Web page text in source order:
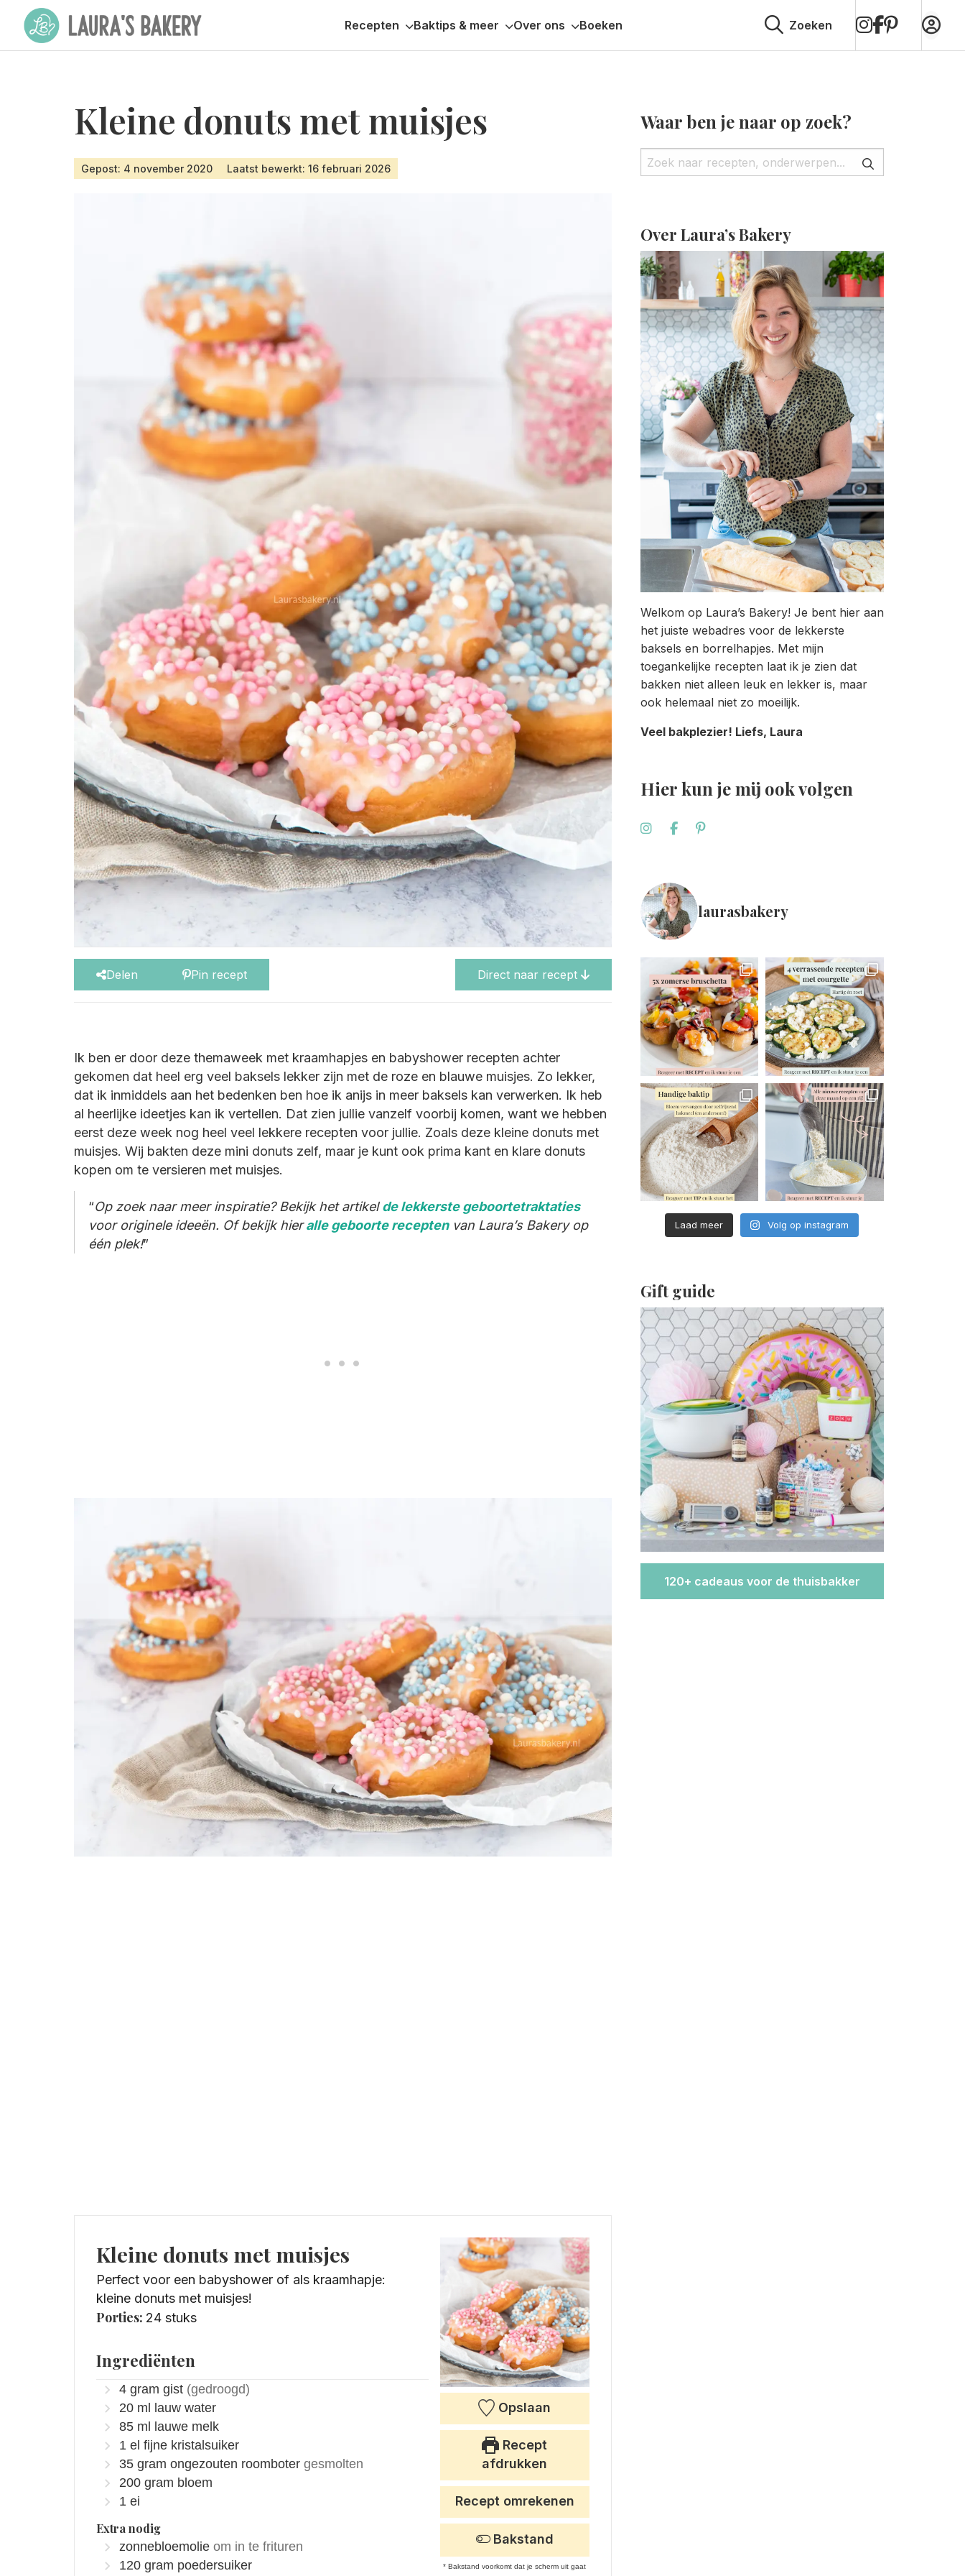
Recepten Baktips & meer Over ons Boeken Zoeken
op
Instagram
op
Facebook
op
Pinterest
Kleine donuts met muisjes
Gepost: 4 november 2020 Laatst bewerkt: 16 februari 2026
Delen Pin recept Direct naar recept
Ik ben er door deze themaweek met kraamhapjes en babyshower recepten achter
gekomen dat heel erg veel baksels lekker zijn met de roze en blauwe muisjes. Zo lekker,
dat ik inmiddels aan het bedenken ben hoe ik anijs in meer baksels kan verwerken. Ik heb
al heerlijke ideetjes kan ik vertellen. Dat zien jullie vanzelf voorbij komen, want we hebben
eerst deze week nog heel veel lekkere recepten voor jullie. Zoals deze kleine donuts met
muisjes. Wij bakten deze mini donuts zelf, maar je kunt ook prima kant en klare donuts
kopen om te versieren met muisjes.
Op zoek naar meer inspiratie? Bekijk het artikelde lekkerste geboortetraktaties
voor originele ideeën. Of bekijk hieralle geboorte receptenvan Laura’s Bakery op
één plek!
Opslaan
Recept
afdrukken
Recept omrekenen
Bakstand
* Bakstand voorkomt dat je scherm uit gaat
Kleine donuts met muisjes
Perfect voor een babyshower of als kraamhapje:
kleine donuts met muisjes!
Porties: 24 stuks
Ingrediënten
4 gram gist (gedroogd)
20 ml lauw water
85 ml lauwe melk
1 el fijne kristalsuiker
35 gram ongezouten roomboter gesmolten
200 gram bloem
1 ei
Extra nodig
zonnebloemolie om in te frituren
120 gram poedersuiker
Waar ben je naar op zoek?
Over Laura’s Bakery
Welkom op Laura’s Bakery! Je bent hier aan
het juiste webadres voor de lekkerste
baksels en borrelhapjes. Met mijn
toegankelijke recepten laat ik je zien dat
bakken niet alleen leuk en lekker is, maar
ook helemaal niet zo moeilijk.
Veel bakplezier! Liefs, Laura
Hier kun je mij ook volgen
laurasbakery
Laad meer Volg op instagram
Gift guide
120+ cadeaus voor de thuisbakker